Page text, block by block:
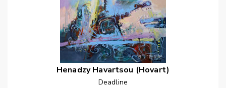
Henadzy Havartsou (Hovart)
Deadline